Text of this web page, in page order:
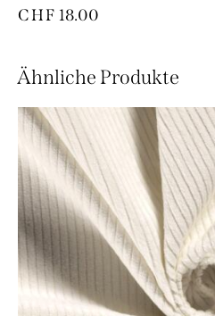
CHF 18.00
Ähnliche Produkte